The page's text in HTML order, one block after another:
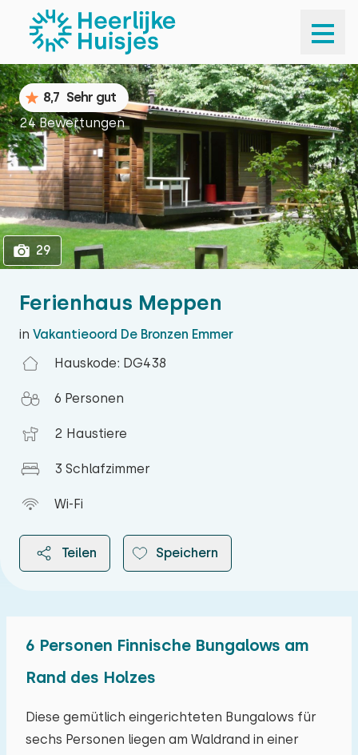
1
Ferienhaus Meppen
in Vakantieoord De Bronzen Emmer
Hauskode: DG438
6 Personen
2 Haustiere
3 Schlafzimmer
Wi-Fi
Teilen Speichern
8,7 Sehr gut
24 Bewertungen
29
6 Personen Finnische Bungalows am
Rand des Holzes
Diese gemütlich eingerichteten Bungalows für
sechs Personen liegen am Waldrand in einer
August 2026
Mo Di Mi Do Fr Sa